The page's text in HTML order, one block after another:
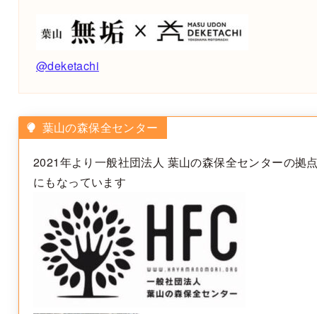
@deketachi
葉山の森保全センター
2021年より一般社団法人 葉山の森保全センターの拠
にもなっています